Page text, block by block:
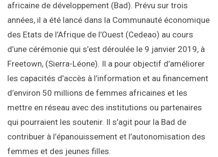
africaine de développement (Bad). Prévu sur trois
années, il a été lancé dans la Communauté économique
des Etats de l’Afrique de l’Ouest (Cedeao) au cours
d’une cérémonie qui s’est déroulée le 9 janvier 2019, à
Freetown, (Sierra-Léone). Il a pour objectif d’améliorer
les capacités d’accès à l’information et au financement
d’environ 50 millions de femmes africaines et les
mettre en réseau avec des institutions ou partenaires
qui pourraient les soutenir. Il s’agit pour la Bad de
contribuer à l’épanouissement et l’autonomisation des
femmes et des jeunes filles.